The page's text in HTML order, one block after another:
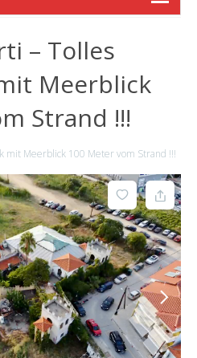
– Tolles
Meerblick
Strand !!!
mit Meerblick 100 Meter vom Strand !!!